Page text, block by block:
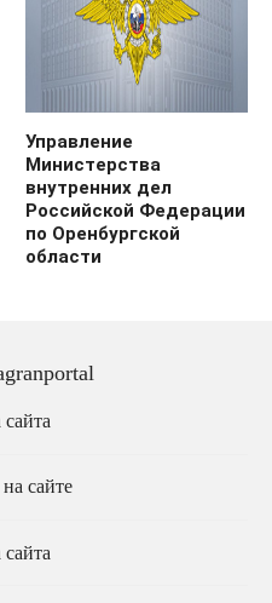
Управление
Министерства
внутренних дел
Российской Федерации
по Оренбургской
области
сайте